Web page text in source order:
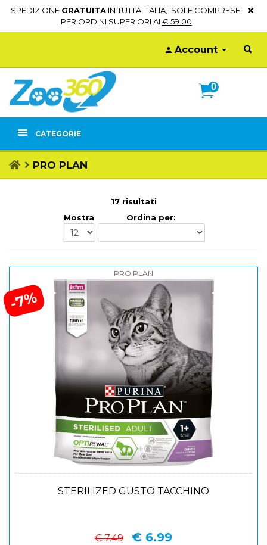
SPEDIZIONE GRATUITAIN TUTTA ITALIA, ISOLE COMPRESE,
PER ORDINI SUPERIORI AI € 59.00
Account
0
CATEGORIE
PRO PLAN
17 risultati
Mostra
Ordina per:
-7%
PRO PLAN
STERILIZED GUSTO TACCHINO
€ 7.49 € 6.99